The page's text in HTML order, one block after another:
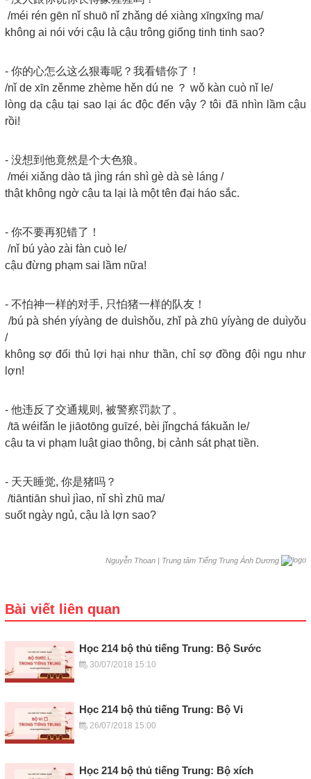
/méi rén gēn nǐ shuō nǐ zhǎng dé xiàng xīngxīng ma/
không ai nói với cậu là cậu trông giống tinh tinh sao?
- 你的心怎么这么狠毒呢？我看错你了！
/nǐ de xīn zěnme zhème hěn dú ne ？ wǒ kàn cuò nǐ le/
lòng dạ cậu tại sao lại ác độc đến vậy ? tôi đã nhìn lầm cậu
rồi!
- 没想到他竟然是个大色狼。
/méi xiǎng dào tā jìng rán shì gè dà sè láng /
thật không ngờ cậu ta lại là một tên đại háo sắc.
- 你不要再犯错了！
/nǐ bú yào zài fàn cuò le/
cậu đừng phạm sai lầm nữa!
- 不怕神一样的对手, 只怕猪一样的队友！
/bú pà shén yíyàng de duìshǒu, zhǐ pà zhū yíyàng de duìyǒu
/
không sợ đối thủ lợi hại như thần, chỉ sợ đồng đội ngu như
lợn!
- 他违反了交通规则, 被警察罚款了。
/tā wéifǎn le jiāotōng guīzé, bèi jǐngchá fákuǎn le/
cậu ta vi phạm luật giao thông, bị cảnh sát phạt tiền.
- 天天睡觉, 你是猪吗？
/tiāntiān shuì jìao, nǐ shì zhū ma/
suốt ngày ngủ, cậu là lợn sao?
Nguyễn Thoan | Trung tâm Tiếng Trung Ánh Dương
Bài viết liên quan
Học 214 bộ thủ tiếng Trung: Bộ Sước
30/07/2018 15:10
Học 214 bộ thủ tiếng Trung: Bộ Vi
26/07/2018 15:00
Học 214 bộ thủ tiếng Trung: Bộ xích